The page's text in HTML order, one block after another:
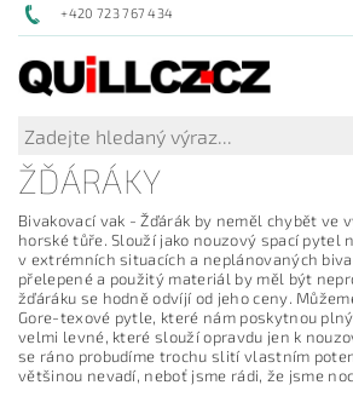
+420 723 767 434
ŽĎÁRÁKY
Bivakovací vak - Žďárák by neměl chybět ve
horské tůře. Slouží jako nouzový spací pytel
v extrémních situacích a neplánovaných
přelepené a použitý materiál by měl být
žďáráku se hodně odvíjí od jeho ceny.
Gore-texové pytle, které nám poskytnou
velmi levné, které slouží opravdu jen k
se ráno probudíme trochu slití vlastním
většinou nevadí, neboť jsme rádi, že jsme